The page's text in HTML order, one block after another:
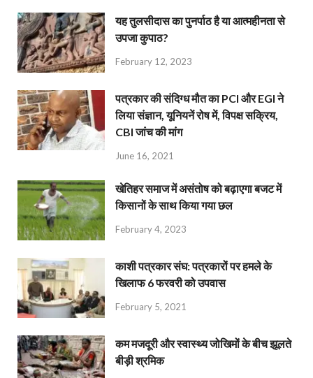
यह तुलसीदास का पुनर्पाठ है या आत्महीनता से
उपजा कुपाठ?
February 12, 2023
पत्रकार की संदिग्ध मौत का PCI और EGI ने
लिया संज्ञान, यूनियनें रोष में, विपक्ष सक्रिय,
CBI जांच की मांग
June 16, 2021
खेतिहर समाज में असंतोष को बढ़ाएगा बजट में
किसानों के साथ किया गया छल
February 4, 2023
काशी पत्रकार संघ: पत्रकारों पर हमले के
खिलाफ 6 फरवरी को उपवास
February 5, 2021
कम मजदूरी और स्वास्थ्य जोखिमों के बीच झूलते
बीड़ी श्रमिक